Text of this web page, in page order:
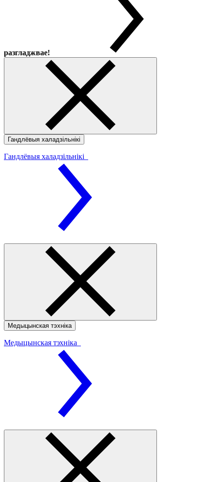
разгладжвае!
Гандлёвыя халадзільнікі
Гандлёвыя халадзільнікі
Медыцынская тэхніка
Медыцынская тэхніка